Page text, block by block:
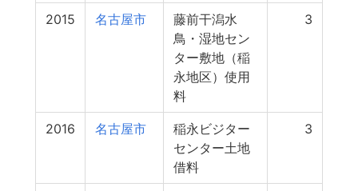
2015 名古屋市
藤前干潟水
鳥・湿地セン
ター敷地（稲
永地区）使用
料
3
2016 名古屋市
稲永ビジター
センター土地
借料
3